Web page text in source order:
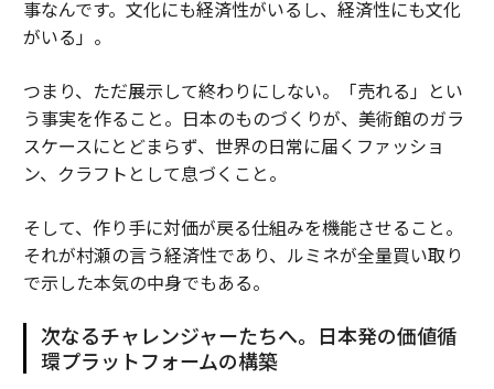
事なんです。文化にも経済性がいるし、経済性にも文化
がいる」。
つまり、ただ展示して終わりにしない。「売れる」とい
う事実を作ること。日本のものづくりが、美術館のガラ
スケースにとどまらず、世界の日常に届くファッショ
ン、クラフトとして息づくこと。
そして、作り手に対価が戻る仕組みを機能させること。
それが村瀬の言う経済性であり、ルミネが全量買い取り
で示した本気の中身でもある。
次なるチャレンジャーたちへ。日本発の価値循
環プラットフォームの構築